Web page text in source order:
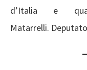
d’Italia e
Matarrelli.